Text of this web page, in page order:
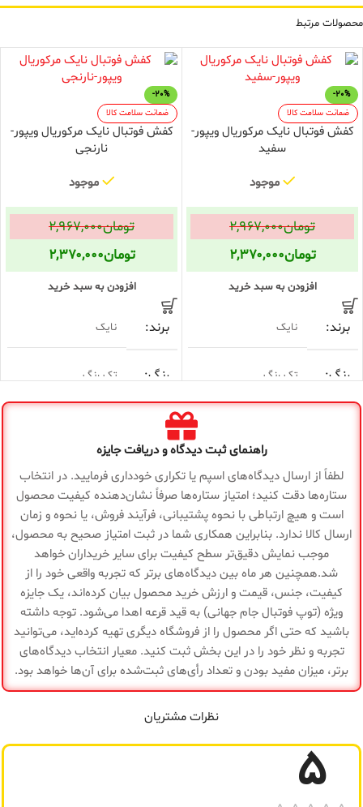
محصولات مرتبط
-20%
ضمانت سلامت کالا
کفش فوتبال نایک مرکوریال ویپور-
سفید
موجود
تومان۲,۹۶۷,۰۰۰
تومان۲,۳۷۰,۰۰۰
افزودن به سبد خرید
برند نایک
رنگ تک رنگ
مدل مرکوریال ویپور
ویژگی
ها
سبک، سرعتی، فناوری
FG، طراحی مدرن
فروشگاه منیریه
گارانتی ضمانت سلامت کالا
-20%
ضمانت سلامت کالا
کفش فوتبال نایک مرکوریال ویپور-
نارنجی
موجود
تومان۲,۹۶۷,۰۰۰
تومان۲,۳۷۰,۰۰۰
افزودن به سبد خرید
برند نایک
رنگ تک رنگ
مناسب
مدل مرکوریال ویپور
ویژگی
ها
سبک، سرعتی، فناوری
FG، طراحی مدرن
فروشگاه منیریه
گارانتی ضمانت سلامت کالا
راهنمای ثبت دیدگاه و دریافت جایزه
لطفاً از ارسال دیدگاه‌های اسپم یا تکراری خودداری فرمایید. در انتخاب
ستاره‌ها دقت کنید؛ امتیاز ستاره‌ها صرفاً نشان‌دهنده کیفیت محصول
است و هیچ ارتباطی با نحوه پشتیبانی، فرآیند فروش، یا نحوه و زمان
ارسال کالا ندارد. بنابراین همکاری شما در ثبت امتیاز صحیح به محصول،
موجب نمایش دقیق‌تر سطح کیفیت برای سایر خریداران خواهد
شد.همچنین هر ماه بین دیدگاه‌های برتر که تجربه واقعی خود را از
کیفیت، جنس، قیمت و ارزش خرید محصول بیان کرده‌اند، یک جایزه
ویژه (توپ فوتبال جام جهانی) به قید قرعه اهدا می‌شود. توجه داشته
باشید که حتی اگر محصول را از فروشگاه دیگری تهیه کرده‌اید، می‌توانید
تجربه و نظر خود را در این بخش ثبت کنید. معیار انتخاب دیدگاه‌های
برتر، میزان مفید بودن و تعداد رأی‌های ثبت‌شده برای آن‌ها خواهد بود.
نظرات مشتریان
5